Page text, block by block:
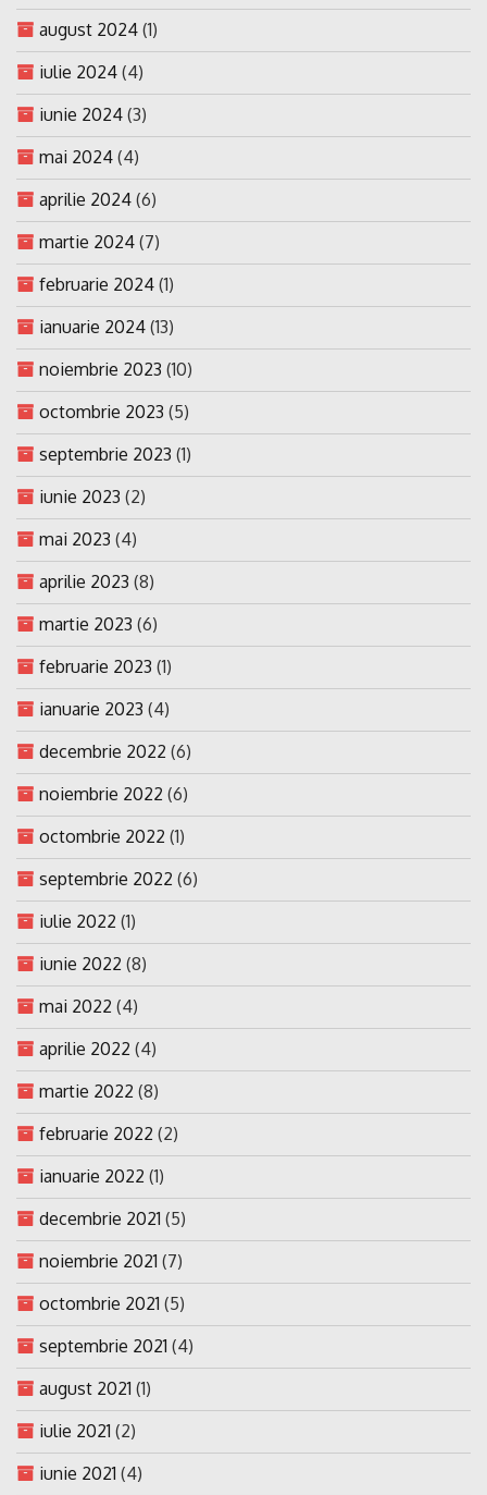
august 2024 (1)
iulie 2024 (4)
iunie 2024 (3)
mai 2024 (4)
aprilie 2024 (6)
martie 2024 (7)
februarie 2024 (1)
ianuarie 2024 (13)
noiembrie 2023 (10)
octombrie 2023 (5)
septembrie 2023 (1)
iunie 2023 (2)
mai 2023 (4)
aprilie 2023 (8)
martie 2023 (6)
februarie 2023 (1)
ianuarie 2023 (4)
decembrie 2022 (6)
noiembrie 2022 (6)
octombrie 2022 (1)
septembrie 2022 (6)
iulie 2022 (1)
iunie 2022 (8)
mai 2022 (4)
aprilie 2022 (4)
martie 2022 (8)
februarie 2022 (2)
ianuarie 2022 (1)
decembrie 2021 (5)
noiembrie 2021 (7)
octombrie 2021 (5)
septembrie 2021 (4)
august 2021 (1)
iulie 2021 (2)
iunie 2021 (4)